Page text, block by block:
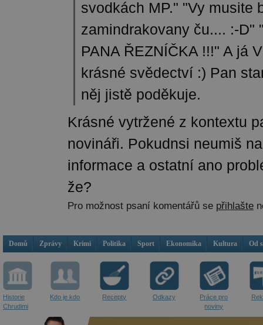
svodkách MP." "Vy musite
zamindrakovany ču.... :-D"
PANA ŘEZNÍČKA !!!" A já
krásné svědectví :) Pan
něj jistě poděkuje.
Krásné vytržené z kontextu
novináři. Pokudnsi neumiš
informace a ostatní ano
že?
Pro možnost psaní komentářů se přihlašte
Domů Zprávy Krimi Politika Sport Ekonomika Kultura Od
Historie
Chrudimi
Kdo je kdo Recepty Odkazy
Práce pro
noviny